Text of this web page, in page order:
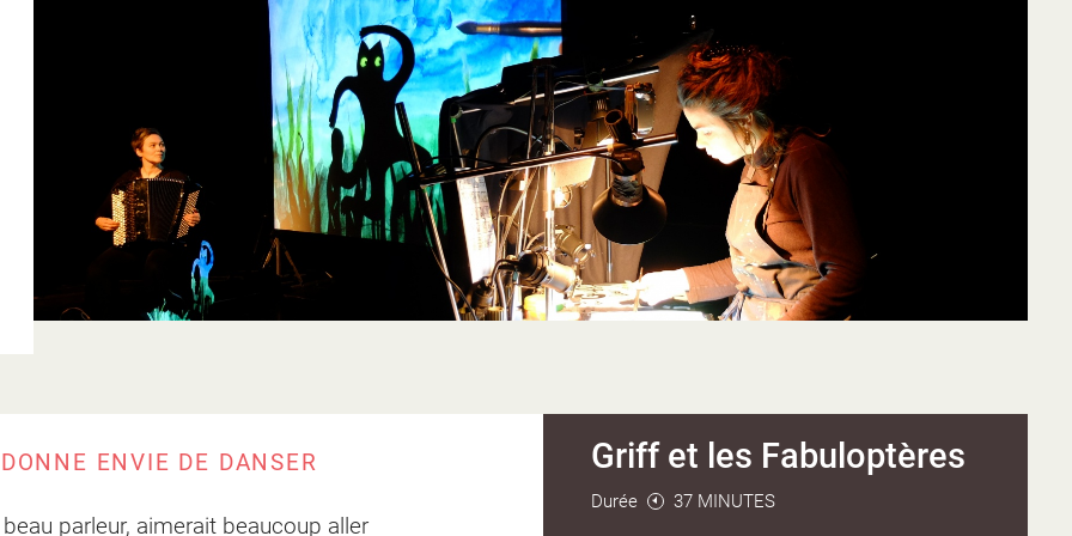
?
? ?
ENVIE DE DANSER
parleur, aimerait beaucoup aller
Griff et les Fabuloptères
Durée 37 MINUTES